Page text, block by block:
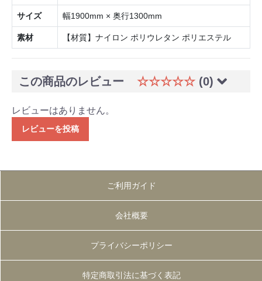
サイズ 幅1900mm × 奥行1300mm
素材 【材質】ナイロン ポリウレタン ポリエステル
この商品のレビュー ☆☆☆☆☆ (0)
レビューはありません。
レビューを投稿
ご利用ガイド
会社概要
プライバシーポリシー
特定商取引法に基づく表記